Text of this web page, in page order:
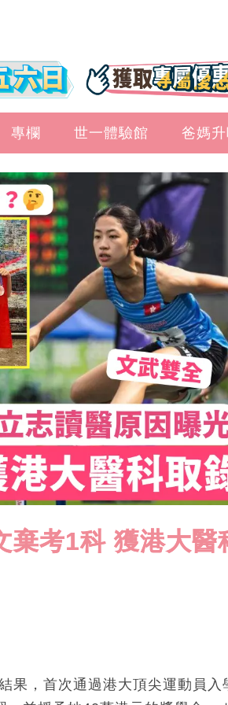
專欄 世一體驗館 爸媽
棄考1科 獲港大醫
果，首次通過港大頂尖運動員入